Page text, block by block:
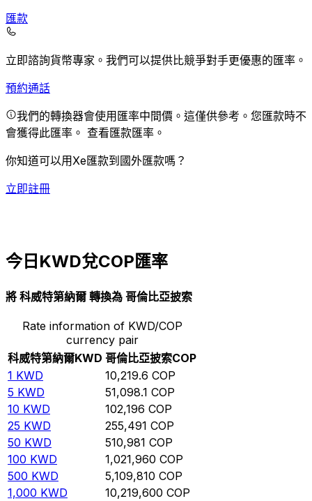
匯款
立即諮詢貨幣專家。 我們可以提供比競爭對手更優惠的匯率。
預約通話
我們的轉換器會使用匯率中間價。這僅供參考。您匯款時不
會獲得此匯率。 查看匯款匯率。
你知道可以用Xe匯款到國外匯款嗎？
立即註冊
今日KWD兌COP匯率
將 科威特第納爾 轉換為 哥倫比亞披索
Rate information of KWD/COP
currency pair
科威特第納爾KWD 哥倫比亞披索COP
1 KWD 10,219.6 COP
5 KWD 51,098.1 COP
10 KWD 102,196 COP
25 KWD 255,491 COP
50 KWD 510,981 COP
100 KWD 1,021,960 COP
500 KWD 5,109,810 COP
1,000 KWD 10,219,600 COP